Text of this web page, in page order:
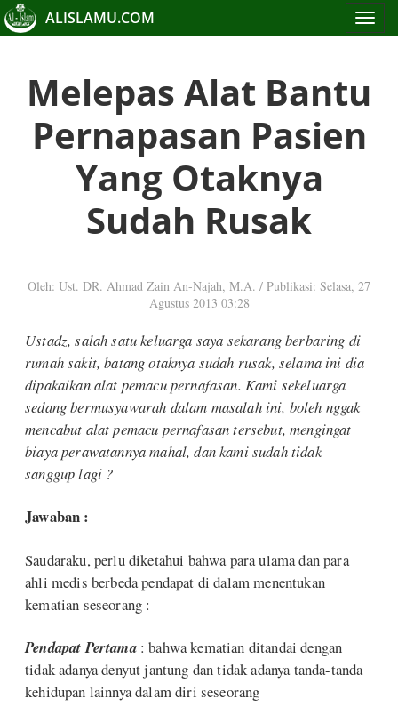
Toggle
ALISLAMU.COM
Melepas Alat Bantu
Pernapasan Pasien
Yang Otaknya
Sudah Rusak
Oleh: Ust. DR. Ahmad Zain An-Najah, M.A. / Publikasi: Selasa, 27
Agustus 2013 03:28
Ustadz, salah satu keluarga saya sekarang berbaring di
rumah sakit, batang otaknya sudah rusak, selama ini dia
dipakaikan alat pemacu pernafasan. Kami sekeluarga
sedang bermusyawarah dalam masalah ini, boleh nggak
mencabut alat pemacu pernafasan tersebut, mengingat
biaya perawatannya mahal, dan kami sudah tidak
sanggup lagi ?
Jawaban :
Saudaraku, perlu diketahui bahwa para ulama dan para
ahli medis berbeda pendapat di dalam menentukan
kematian seseorang :
Pendapat Pertama: bahwa kematian ditandai dengan
tidak adanya denyut jantung dan tidak adanya tanda-tanda
kehidupan lainnya dalam diri seseorang